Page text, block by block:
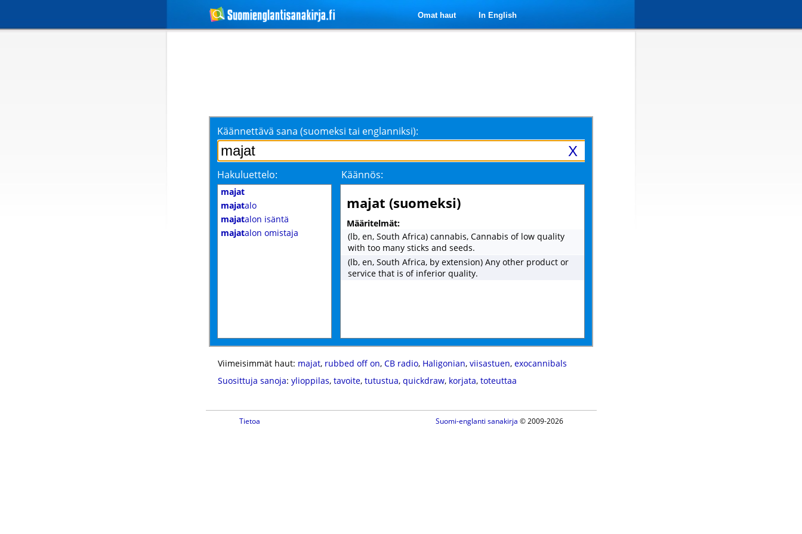
Omat haut In English
Käännettävä sana (suomeksi tai englanniksi):
X
Hakuluettelo: Käännös:
majat
majatalo
majatalon isäntä
majatalon omistaja
majat (suomeksi)
Määritelmät:
(lb, en, South Africa) cannabis, Cannabis of low quality
with too many sticks and seeds.
(lb, en, South Africa, by extension) Any other product or
service that is of inferior quality.
Viimeisimmät haut: majat, rubbed off on, CB radio, Haligonian, viisastuen, exocannibals
Suosittuja sanoja: ylioppilas, tavoite, tutustua, quickdraw, korjata, toteuttaa
Tietoa Suomi-englanti sanakirja © 2009-2026